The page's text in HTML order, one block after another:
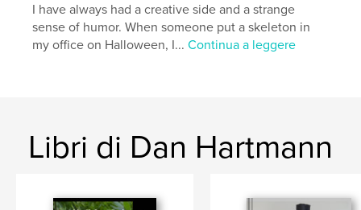
I have always had a creative side and a strange
sense of humor. When someone put a skeleton in
my office on Halloween, I...Continua a leggere
Libri di Dan Hartmann